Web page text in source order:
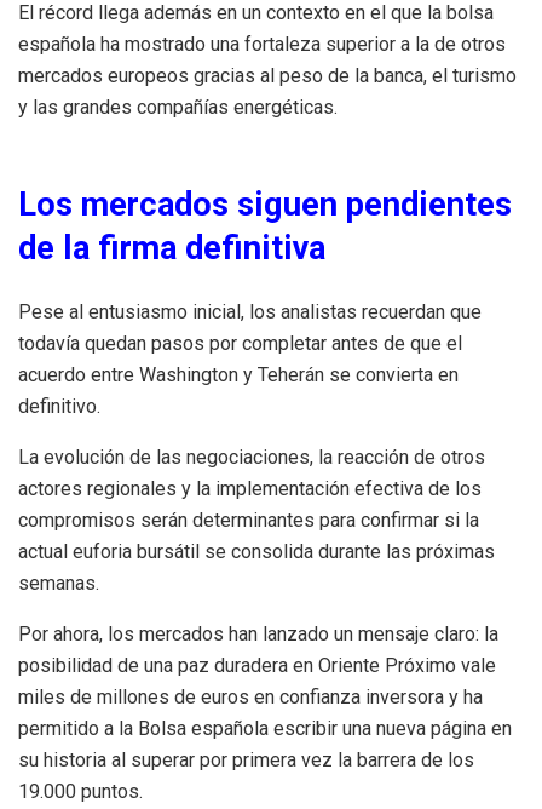
El récord llega además en un contexto en el que la bolsa
española ha mostrado una fortaleza superior a la de otros
mercados europeos gracias al peso de la banca, el turismo
y las grandes compañías energéticas.
Los mercados siguen pendientes
de la firma definitiva
Pese al entusiasmo inicial, los analistas recuerdan que
todavía quedan pasos por completar antes de que el
acuerdo entre Washington y Teherán se convierta en
definitivo.
La evolución de las negociaciones, la reacción de otros
actores regionales y la implementación efectiva de los
compromisos serán determinantes para confirmar si la
actual euforia bursátil se consolida durante las próximas
semanas.
Por ahora, los mercados han lanzado un mensaje claro: la
posibilidad de una paz duradera en Oriente Próximo vale
miles de millones de euros en confianza inversora y ha
permitido a la Bolsa española escribir una nueva página en
su historia al superar por primera vez la barrera de los
19.000 puntos.